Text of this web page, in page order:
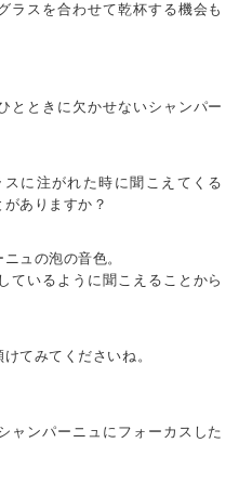
ラスを合わせて乾杯する機会も
とときに欠かせないシャンパー
に注がれた時に聞こえてくる
がありますか？
ュの泡の音色。
ているように聞こえることから
てみてくださいね。
ャンパーニュにフォーカスした